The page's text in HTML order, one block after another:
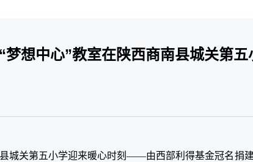
想中心”教室在陕西商南县城关第五
城关第五小学迎来暖心时刻——由西部利得基金冠名捐